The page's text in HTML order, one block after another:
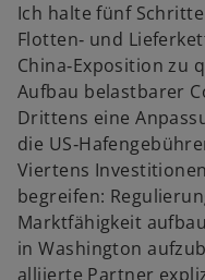
Ich halte fünf
Flotten‑ und
China‑Exposition zu
Aufbau belastbarer
Drittens eine
die
Viertens
begreifen:
Marktfähigkeit
in Washington
alliierte Partner